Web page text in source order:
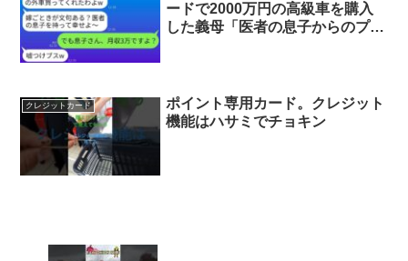
ードで2000万円の高級車を購入
した義母「医者の息子からのプレ
ww
クレジットカード
ポイント専用カード。クレジット
機能はハサミでチョキン